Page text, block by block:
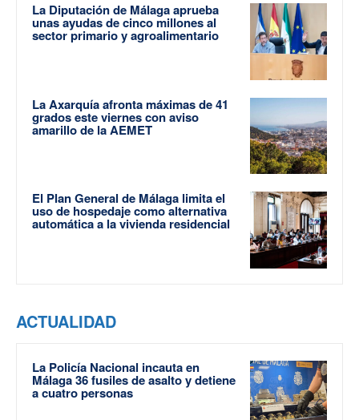
La Diputación de Málaga aprueba
unas ayudas de cinco millones al
sector primario y agroalimentario
La Axarquía afronta máximas de 41
grados este viernes con aviso
amarillo de la AEMET
El Plan General de Málaga limita el
uso de hospedaje como alternativa
automática a la vivienda residencial
ACTUALIDAD
La Policía Nacional incauta en
Málaga 36 fusiles de asalto y detiene
a cuatro personas